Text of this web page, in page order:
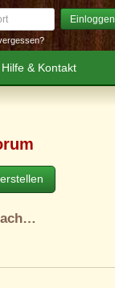
Einloggen
Hilfe & Kontakt